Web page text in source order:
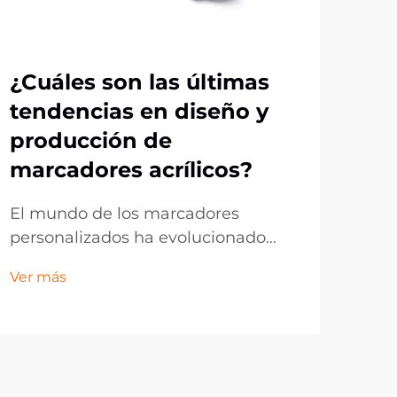
¿Cuáles son las últimas
tendencias en diseño y
producción de
marcadores acrílicos?
El mundo de los marcadores
personalizados ha evolucionado
de acrílico posicionándose como
Ver más